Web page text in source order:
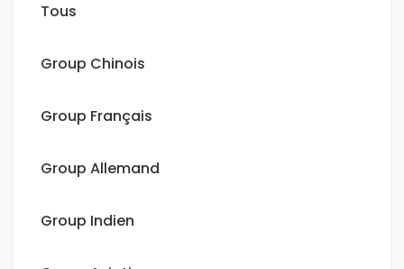
Tous
Group Chinois
Group Français
Group Allemand
Group Indien